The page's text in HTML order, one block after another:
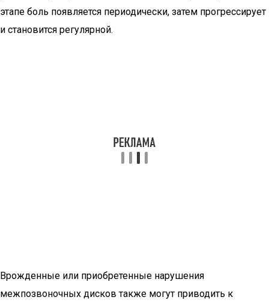
этапе боль появляется периодически, затем прогрессирует
и становится регулярной.
Врожденные или приобретенные нарушения
межпозвоночных дисков также могут приводить к